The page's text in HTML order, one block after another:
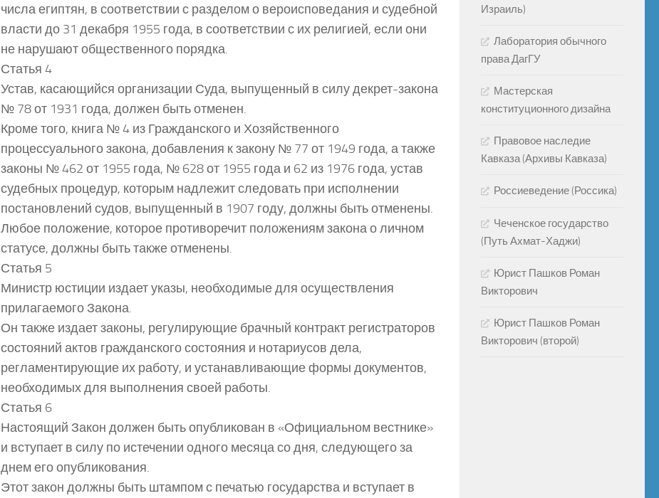
числа египтян, в соответствии с разделом о вероисповедания и судебной
власти до 31 декабря 1955 года, в соответствии с их религией, если они
не нарушают общественного порядка.
Статья 4
Устав, касающийся организации Суда, выпущенный в силу декрет-закона
№ 78 от 1931 года, должен быть отменен.
Кроме того, книга № 4 из Гражданского и Хозяйственного
процессуального закона, добавления к закону № 77 от 1949 года, а также
законы № 462 от 1955 года, № 628 от 1955 года и 62 из 1976 года, устав
судебных процедур, которым надлежит следовать при исполнении
постановлений судов, выпущенный в 1907 году, должны быть отменены.
Любое положение, которое противоречит положениям закона о личном
статусе, должны быть также отменены.
Статья 5
Министр юстиции издает указы, необходимые для осуществления
прилагаемого Закона.
Он также издает законы, регулирующие брачный контракт регистраторов
состояний актов гражданского состояния и нотариусов дела,
регламентирующие их работу, и устанавливающие формы документов,
необходимых для выполнения своей работы.
Статья 6
Настоящий Закон должен быть опубликован в «Официальном вестнике»
и вступает в силу по истечении одного месяца со дня, следующего за
днем его опубликования.
Этот закон должны быть штампом с печатью государства и вступает в
Израиль)
Лаборатория обычного
права ДагГУ
Мастерская
конституционного дизайна
Правовое наследие
Кавказа (Архивы Кавказа)
Россиеведение (Россика)
Чеченское государство
(Путь Ахмат-Хаджи)
Юрист Пашков Роман
Викторович
Юрист Пашков Роман
Викторович (второй)